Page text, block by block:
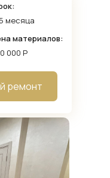
ремонт
месяца
материалов:
000 Р